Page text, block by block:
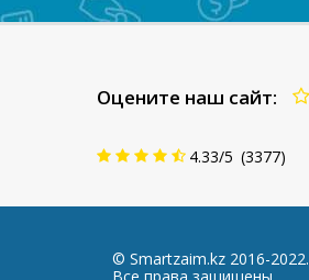
Оцените наш сайт:
4.33/5 (3377)
© Smartzaim.kz 2016-2022.